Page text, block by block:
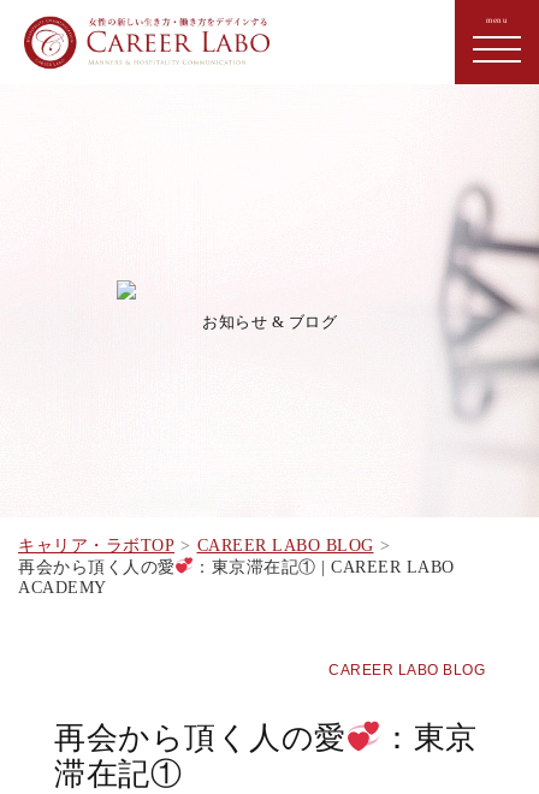
お知らせ & ブログ
キャリア・ラボTOP
CAREER LABO BLOG
再会から頂く人の愛
：東京滞在記① | CAREER LABO
ACADEMY
CAREER LABO BLOG
再会から頂く人の愛
：東京
滞在記①